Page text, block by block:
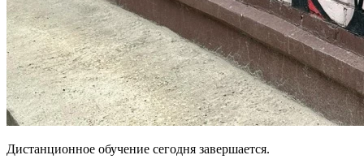
Дистанционное обучение сегодня завершается.